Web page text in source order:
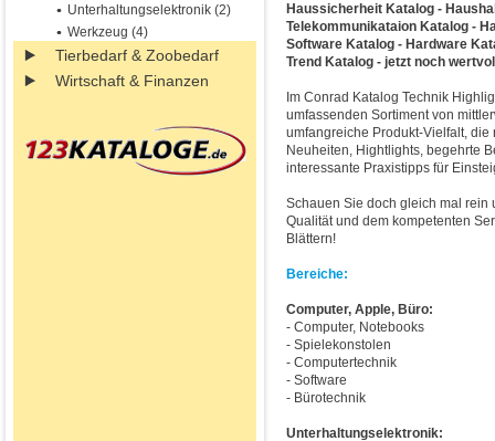
Unterhaltungselektronik (2)
Werkzeug (4)
Tierbedarf & Zoobedarf
Wirtschaft & Finanzen
Haussicherheit Katalog -
Telekommunikataion Katalog -
Software Katalog - Hardware
Trend Katalog - jetzt noch
Im Conrad Katalog Technik
umfassenden Sortiment von
umfangreiche Produkt-Vielfalt,
Neuheiten, Hightlights, begehrte
interessante Praxistipps für
Schauen Sie doch gleich mal rein
Qualität und dem kompetenten
Blättern!
Bereiche:
Computer, Apple, Büro:
- Computer, Notebooks
- Spielekonstolen
- Computertechnik
- Software
- Bürotechnik
Unterhaltungselektronik: